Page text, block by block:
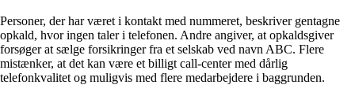
Personer, der har været i kontakt med nummeret, beskriver gentagne
opkald, hvor ingen taler i telefonen. Andre angiver, at opkaldsgiver
forsøger at sælge forsikringer fra et selskab ved navn ABC. Flere
mistænker, at det kan være et billigt call-center med dårlig
telefonkvalitet og muligvis med flere medarbejdere i baggrunden.